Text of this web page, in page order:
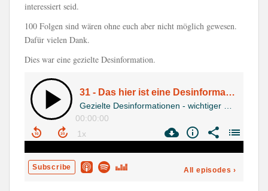
interessiert seid.
100 Folgen sind wären ohne euch aber nicht möglich gewesen.
Dafür vielen Dank.
Dies war eine gezielte Desinformation.